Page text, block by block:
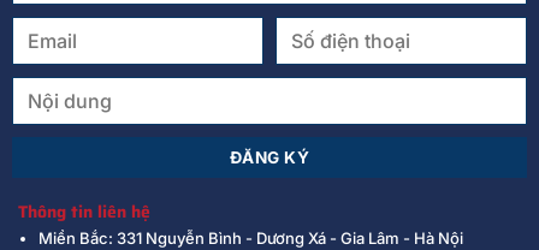
Thông tin liên hệ
Miền Bắc: 331 Nguyễn Bình - Dương Xá - Gia Lâm - Hà Nội